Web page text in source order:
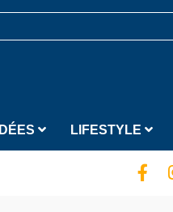
IDÉES LIFESTYLE